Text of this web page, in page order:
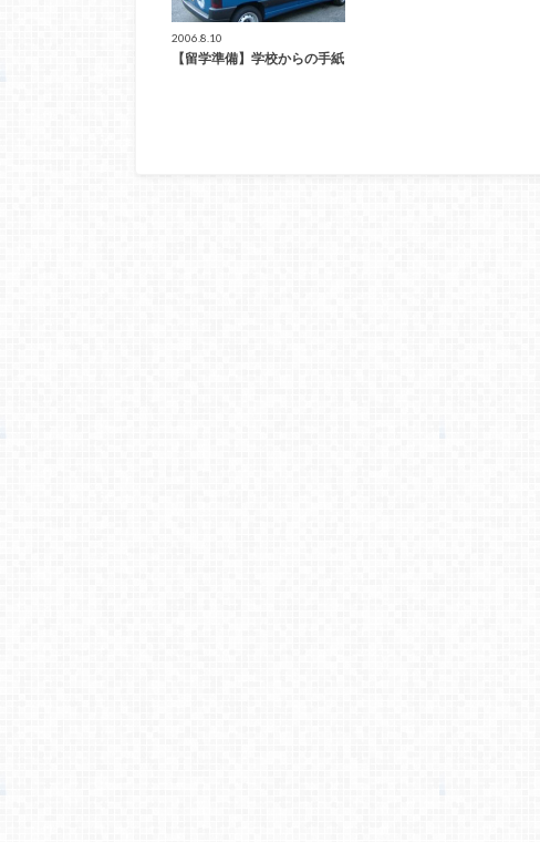
2006.8.10
【留学準備】学校からの手紙